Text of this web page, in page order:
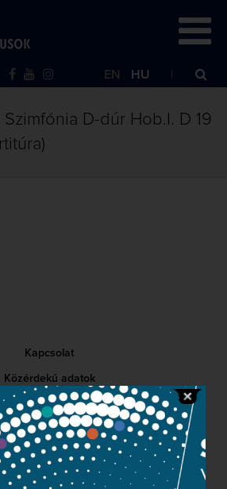
EN HU
Szimfónia D-dúr Hob.I. D 19
Kapcsolat
Közérdekű adatok
Sajtószoba
Adatvédelem
Impresszum